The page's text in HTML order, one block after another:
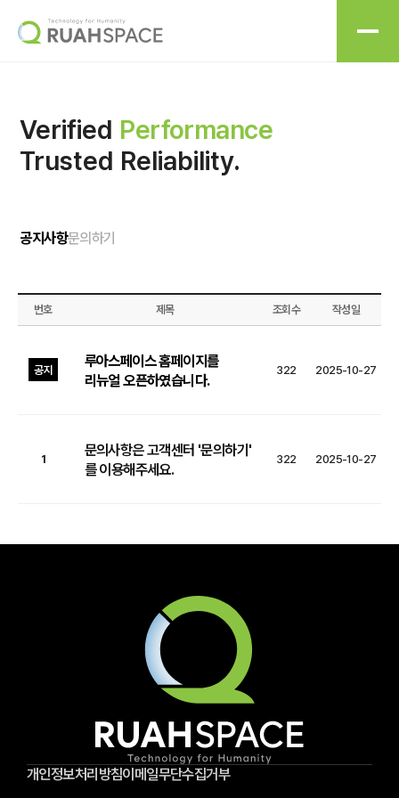
Verified Performance
Trusted Reliability.
공지사항문의하기
번호 제목 조회수 작성일
공지
루아스페이스 홈페이지를
리뉴얼 오픈하였습니다.
322 2025-10-27
1
문의사항은 고객센터 '문의하기'
를 이용해주세요.
322 2025-10-27
개인정보처리방침이메일무단수집거부